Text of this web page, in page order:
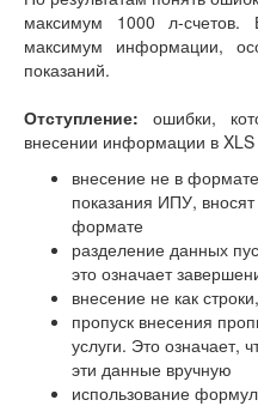
максимум 1000 л-
максимум информации,
показаний.
Отступление: ошибки,
внесении информации в
внесение не в
показания ИПУ, вносят
формате
разделение данных
это означает
внесение не как
пропуск внесения
услуги. Это означает,
эти данные вручную
использование